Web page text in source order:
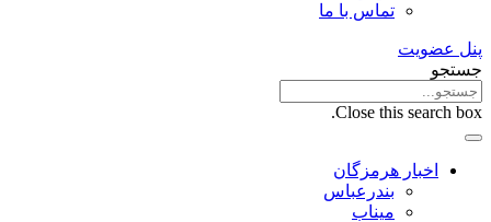
تماس با ما
پنل عضویت
جستجو
Close this search box.
اخبار هرمزگان
بندرعباس
میناب